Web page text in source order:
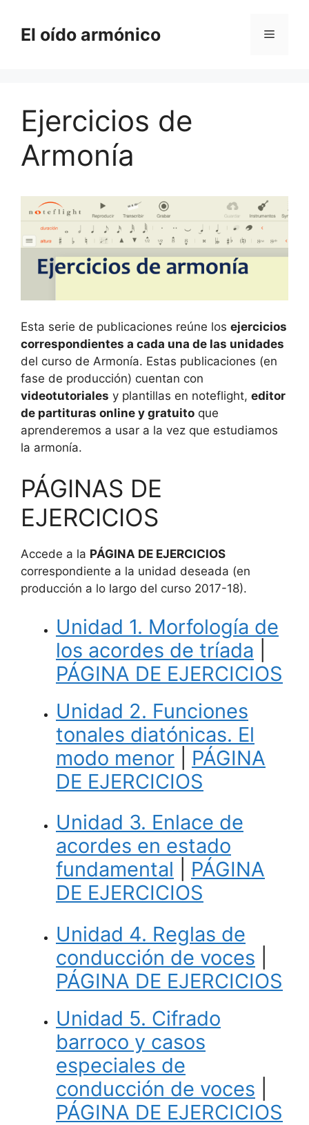
contenido
El oído armónico Menú
Ejercicios de
Armonía
Esta serie de publicaciones reúne los ejercicios
correspondientes a cada una de las unidades
del curso de Armonía. Estas publicaciones (en
fase de producción) cuentan con
videotutoriales y plantillas en noteflight, editor
de partituras online y gratuito que
aprenderemos a usar a la vez que estudiamos
la armonía.
PÁGINAS DE
EJERCICIOS
Accede a la PÁGINA DE EJERCICIOS
correspondiente a la unidad deseada (en
producción a lo largo del curso 2017-18).
Unidad 1. Morfología de
los acordes de tríada
PÁGINA DE EJERCICIOS
Unidad 2. Funciones
tonales diatónicas. El
modo menor
PÁGINA
DE EJERCICIOS
Unidad 3. Enlace de
acordes en estado
fundamental
PÁGINA
DE EJERCICIOS
Unidad 4. Reglas de
conducción de voces
PÁGINA DE EJERCICIOS
Unidad 5. Cifrado
barroco y casos
especiales de
conducción de voces
PÁGINA DE EJERCICIOS